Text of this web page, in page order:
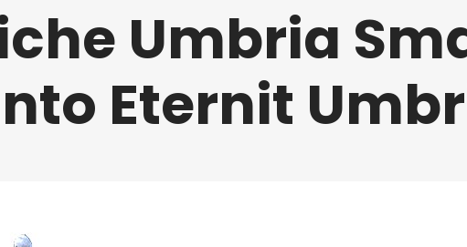
Umbria
Eternit